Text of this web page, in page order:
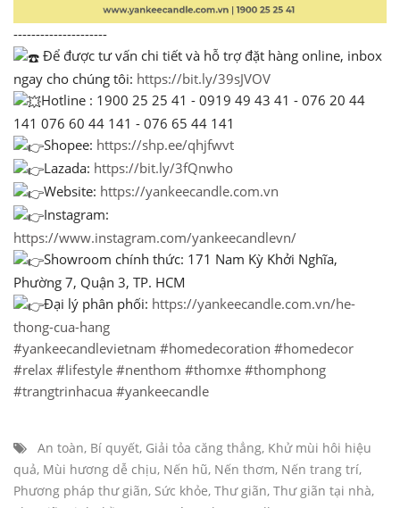
---------------------
Để được tư vấn chi tiết và hỗ trợ đặt hàng online, inbox
ngay cho chúng tôi: https://bit.ly/39sJVOV
Hotline : 1900 25 25 41 - 0919 49 43 41 - 076 20 44
141 076 60 44 141 - 076 65 44 141
Shopee: https://shp.ee/qhjfwvt
Lazada: https://bit.ly/3fQnwho
Website: https://yankeecandle.com.vn
Instagram:
https://www.instagram.com/yankeecandlevn/
Showroom chính thức: 171 Nam Kỳ Khởi Nghĩa,
Phường 7, Quận 3, TP. HCM
Đại lý phân phối: https://yankeecandle.com.vn/he-
thong-cua-hang
#yankeecandlevietnam #homedecoration #homedecor
#relax #lifestyle #nenthom #thomxe #thomphong
#trangtrinhacua #yankeecandle
An toàn, Bí quyết, Giải tỏa căng thẳng, Khử mùi hôi hiệu
quả, Mùi hương dễ chịu, Nến hũ, Nến thơm, Nến trang trí,
Phương pháp thư giãn, Sức khỏe, Thư giãn, Thư giãn tại nhà,